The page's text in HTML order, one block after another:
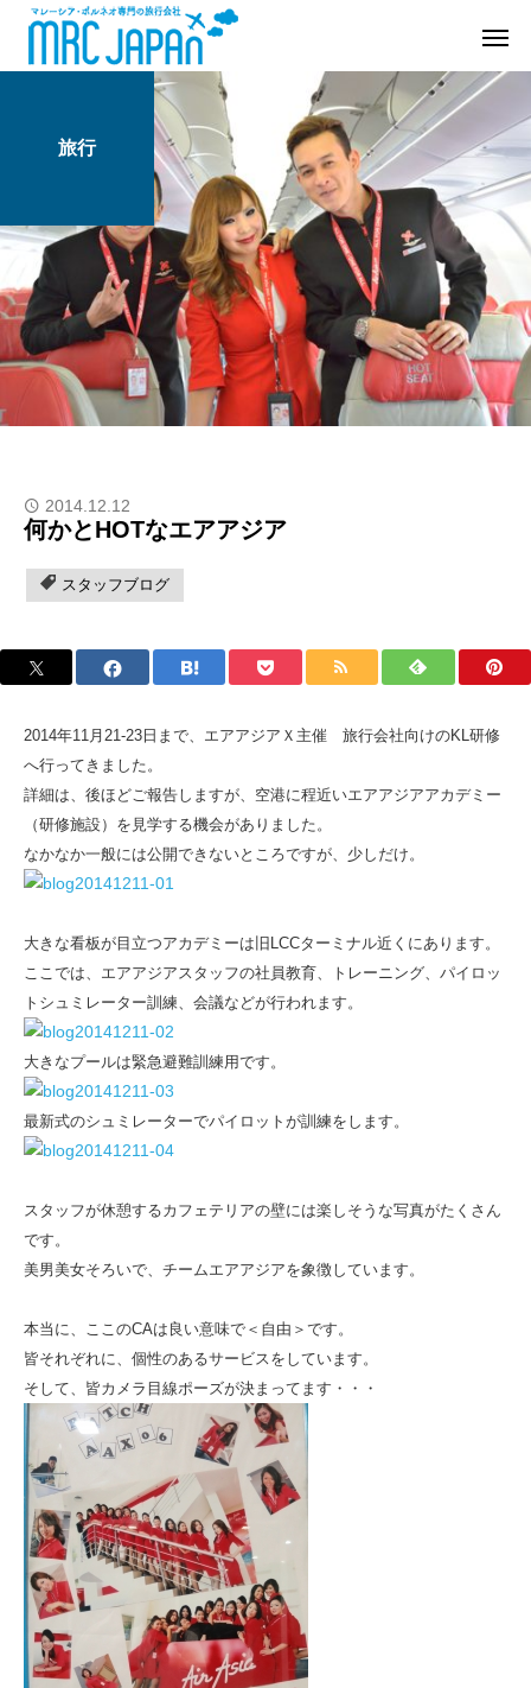
旅行
2014.12.12
何かとHOTなエアアジア
スタッフブログ
2014年11月21-23日まで、エアアジアＸ主催 旅行会社向けのKL研修
へ行ってきました。
詳細は、後ほどご報告しますが、空港に程近いエアアジアアカデミー
（研修施設）を見学する機会がありました。
なかなか一般には公開できないところですが、少しだけ。
大きな看板が目立つアカデミーは旧LCCターミナル近くにあります。
ここでは、エアアジアスタッフの社員教育、トレーニング、パイロッ
トシュミレーター訓練、会議などが行われます。
大きなプールは緊急避難訓練用です。
最新式のシュミレーターでパイロットが訓練をします。
スタッフが休憩するカフェテリアの壁には楽しそうな写真がたくさん
です。
美男美女そろいで、チームエアアジアを象徴しています。
本当に、ここのCAは良い意味で＜自由＞です。
皆それぞれに、個性のあるサービスをしています。
そして、皆カメラ目線ポーズが決まってます・・・